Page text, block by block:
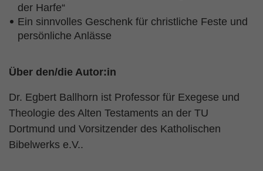
der Harfe“
Ein sinnvolles Geschenk für christliche Feste und
persönliche Anlässe
Über den/die Autor:in
Dr. Egbert Ballhorn ist Professor für Exegese und
Theologie des Alten Testaments an der TU
Dortmund und Vorsitzender des Katholischen
Bibelwerks e.V..